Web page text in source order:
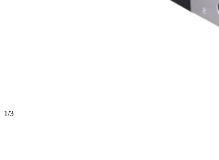
1/3